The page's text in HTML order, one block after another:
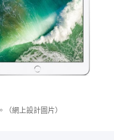
網上設計圖片）